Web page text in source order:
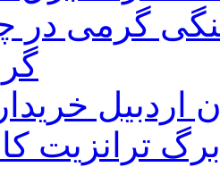
گرمی در
اردبیل
کالا